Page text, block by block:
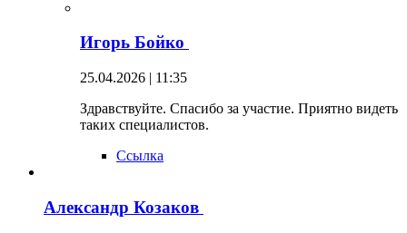
Игорь Бойко
25.04.2026 | 11:35
Здравствуйте. Спасибо за участие. Приятно видеть
таких специалистов.
Ссылка
Александр Козаков